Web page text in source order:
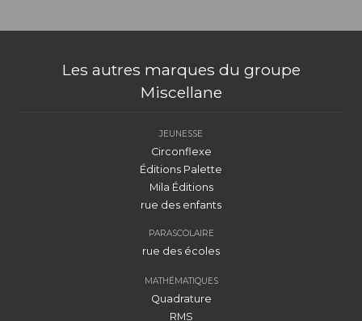
Les autres marques du groupe
Miscellane
JEUNESSE
Circonflexe
Éditions Palette
Mila Éditions
rue des enfants
PARASCOLAIRE
rue des écoles
MATHÉMATIQUES
Quadrature
RMS